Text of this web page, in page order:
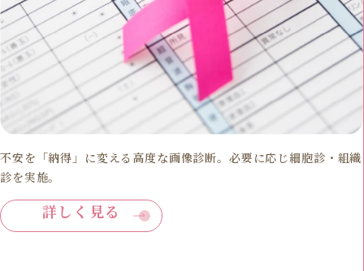
不安を「納得」に変える高度な画像診断。必要に応じ細胞診・組織
診を実施。
詳しく見る